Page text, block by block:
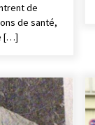
de
de santé,
[…]